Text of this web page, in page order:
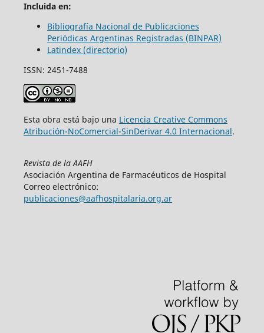
Incluida en:
Bibliografía Nacional de Publicaciones
Periódicas Argentinas Registradas (BINPAR)
Latindex (directorio)
ISSN: 2451-7488
Esta obra está bajo una Licencia Creative Commons
Atribución-NoComercial-SinDerivar 4.0 Internacional.
Revista de la AAFH
Asociación Argentina de Farmacéuticos de Hospital
Correo electrónico:
publicaciones@aafhospitalaria.org.ar